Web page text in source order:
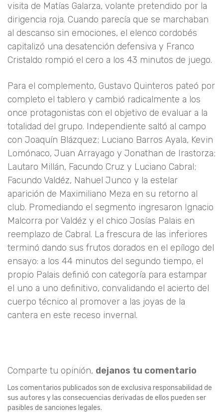
visita de Matías Galarza, volante pretendido por la
dirigencia roja. Cuando parecía que se marchaban
al descanso sin emociones, el elenco cordobés
capitalizó una desatención defensiva y Franco
Cristaldo rompió el cero a los 43 minutos de juego.
Para el complemento, Gustavo Quinteros pateó por
completo el tablero y cambió radicalmente a los
once protagonistas con el objetivo de evaluar a la
totalidad del grupo. Independiente saltó al campo
con Joaquín Blázquez; Luciano Barros Ayala, Kevin
Lomónaco, Juan Arrayago y Jonathan de Irastorza;
Lautaro Millán, Facundo Cruz y Luciano Cabral;
Facundo Valdéz, Nahuel Junco y la estelar
aparición de Maximiliano Meza en su retorno al
club. Promediando el segmento ingresaron Ignacio
Malcorra por Valdéz y el chico Josías Palais en
reemplazo de Cabral. La frescura de las inferiores
terminó dando sus frutos dorados en el epílogo del
ensayo: a los 44 minutos del segundo tiempo, el
propio Palais definió con categoría para estampar
el uno a uno definitivo, convalidando el acierto del
cuerpo técnico al promover a las joyas de la
cantera en este receso invernal.
Comparte tu opinión, dejanos tu comentario
Los comentarios publicados son de exclusiva responsabilidad de
sus autores y las consecuencias derivadas de ellos pueden ser
pasibles de sanciones legales.